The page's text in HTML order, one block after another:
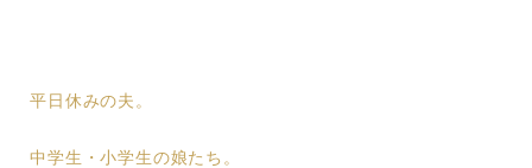
平日休みの夫。
中学生・小学生の娘たち。